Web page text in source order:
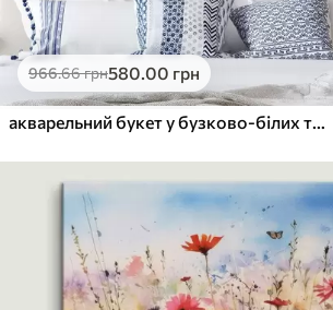
966.66грн580.00 грн
акварельний букет у бузково-білих тонах